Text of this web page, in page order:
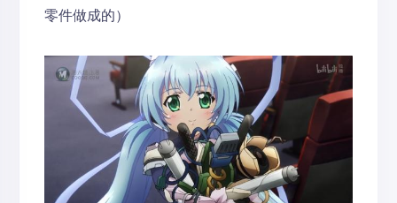
零件做成的）